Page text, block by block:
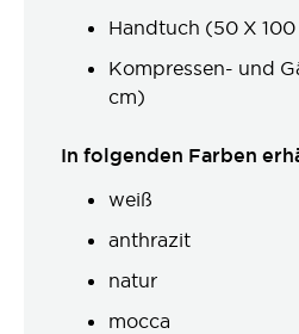
Handtuch (50 X
Kompressen- und
cm)
In folgenden Farben
weiß
anthrazit
natur
mocca